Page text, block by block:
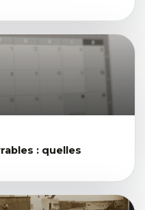
: quelles